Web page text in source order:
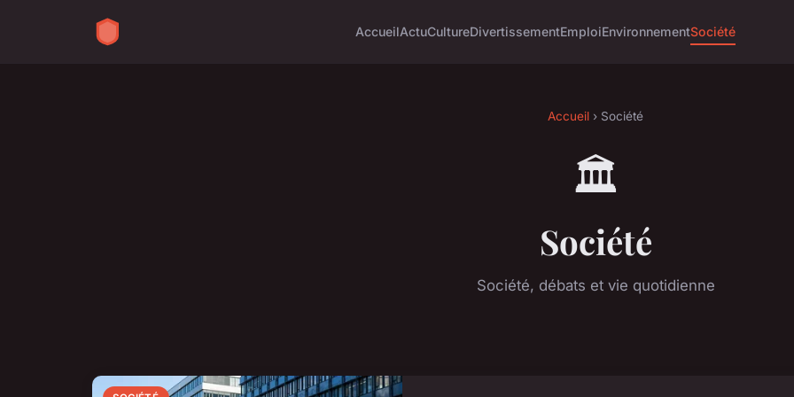
AccueilActuCultureDivertissementEmploiEnvironnementSociété
Accueil › Société
🏛️
Société
Société, débats et vie quotidienne